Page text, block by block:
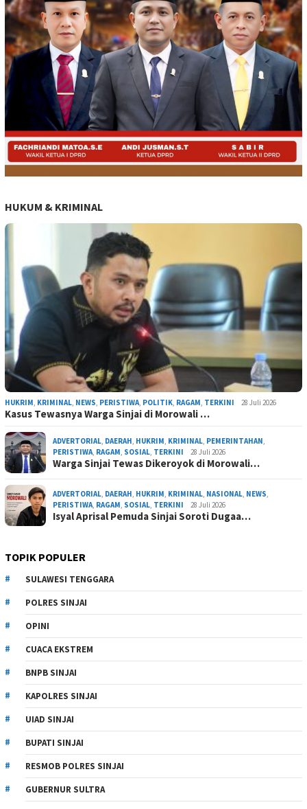
HUKUM & KRIMINAL
HUKRIM KRIMINAL NEWS PERISTIWA POLITIK RAGAM TERKINI 28 Juli 2026
Kasus Tewasnya Warga Sinjai di Morowali …
ADVERTORIAL DAERAH HUKRIM KRIMINAL PEMERINTAHAN
PERISTIWA RAGAM SOSIAL TERKINI 28 Juli 2026
Warga Sinjai Tewas Dikeroyok di Morowali…
ADVERTORIAL DAERAH HUKRIM KRIMINAL NASIONAL NEWS
PERISTIWA RAGAM SOSIAL TERKINI 28 Juli 2026
Isyal Aprisal Pemuda Sinjai Soroti Dugaa…
TOPIK POPULER
SULAWESI TENGGARA
POLRES SINJAI
OPINI
CUACA EKSTREM
BNPB SINJAI
KAPOLRES SINJAI
UIAD SINJAI
BUPATI SINJAI
RESMOB POLRES SINJAI
GUBERNUR SULTRA